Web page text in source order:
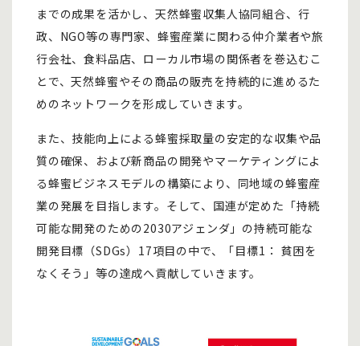
までの成果を活かし、天然蜂蜜収集人協同組合、行
政、NGO等の専門家、蜂蜜産業に関わる仲介業者や旅
行会社、食料品店、ローカル市場の関係者を巻込むこ
とで、天然蜂蜜やその商品の販売を持続的に進めるた
めのネットワークを形成していきます。
また、技能向上による蜂蜜採取量の安定的な収集や品
質の確保、および新商品の開発やマーケティングによ
る蜂蜜ビジネスモデルの構築により、同地域の蜂蜜産
業の発展を目指します。そして、国連が定めた「持続
可能な開発のための2030アジェンダ」の持続可能な
開発目標（SDGs）17項目の中で、「目標1： 貧困を
なくそう」等の達成へ貢献していきます。